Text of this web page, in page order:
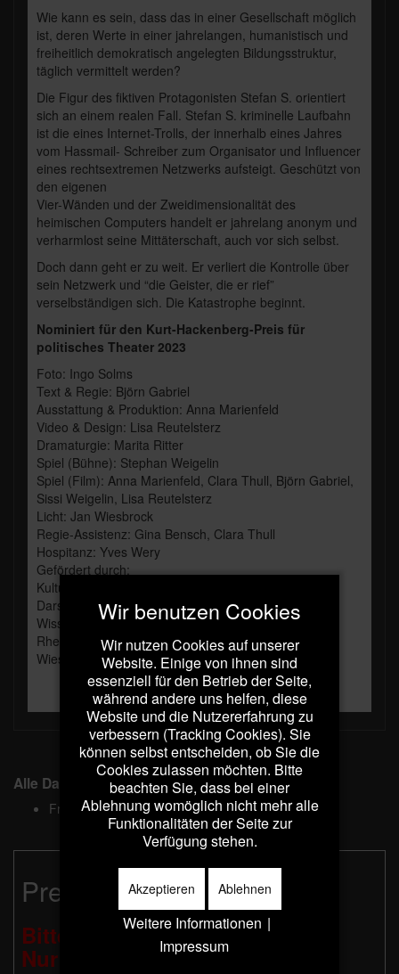
Wie kann es sein, dass das in einer Gesellschaft möglich
ist, deren Werte in einer jahrelangen, humanistisch und
freiheitlich demokratisch angelegten Bildungsstruktur,
täglich vermittelt werden?
Die Figur des fiktiven Protagonisten Stefan S. orientiert
sich an einem realen Fall. Stefan S. kriminelle Laufbahn
ist die eines Internet-Trolls, der innerhalb eines Jahres
vom Hassmail- Schreiber zum Organisator und Influencer
eines rechtsextremen Netzwerks aufsteigt. Geschützt von
den eigenen
Vier-Wänden und der Zweidimensionalität des
heimischen Computers handelt er jahrelang anonym und
verharmlost seine Mittäterschaft, auch vor sich selbst.
Doch dann geht er zu weit. Er verliert die Kontrolle über
sein Netzwerk und “die Geister, die er rief”
verselbständigen sich. Die Katastrophe beginnt.
Nominiert für den Kurt-Hackenberg-Preis für
politisches Theater 2023
Foto: Ingo Solms
Text & Regie: Björn Gabriel
Ausstattung & Produktion: Anna Marienfeld
Video & Design: Lisa Reutelsterz
Dramaturgie: Marita Ritter
Spiel (Bühne): Stephan Weigelin
Spiel (Film): Anna Marienfeld, Clara Thull, Björn Gabriel,
Sissi Weigelin, Lisa Reutelsterz
Licht: Jan Wiesbrock
Regie-Assistenz: Gina Bensch, Clara Thull
Hospitanz: Yves Wery
Gefördert durch:
Kulturamt der Stadt Köln, NRW Landesbüro Freie
Darstellende Künste , Ministerium für Kultur und
Wissenschaft des Landes NRW,
RheinEnergie Stiftung, streamdust.tv, Gottes Grüne
Wiese
Alle Daten
Freitag, 15. Dezember19:30
Preise:
Bitte beachten Sie:
Nur Barzahlung möglich!
Wir benutzen Cookies
Wir nutzen Cookies auf unserer
Website. Einige von ihnen sind
essenziell für den Betrieb der Seite,
während andere uns helfen, diese
Website und die Nutzererfahrung zu
verbessern (Tracking Cookies). Sie
können selbst entscheiden, ob Sie die
Cookies zulassen möchten. Bitte
beachten Sie, dass bei einer
Ablehnung womöglich nicht mehr alle
Funktionalitäten der Seite zur
Verfügung stehen.
Akzeptieren Ablehnen
Weitere Informationen |
Impressum